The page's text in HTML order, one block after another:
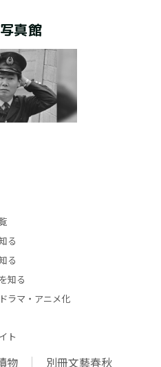
真館
る
る
知る
ラマ・アニメ化
ト
物 別冊文藝春秋